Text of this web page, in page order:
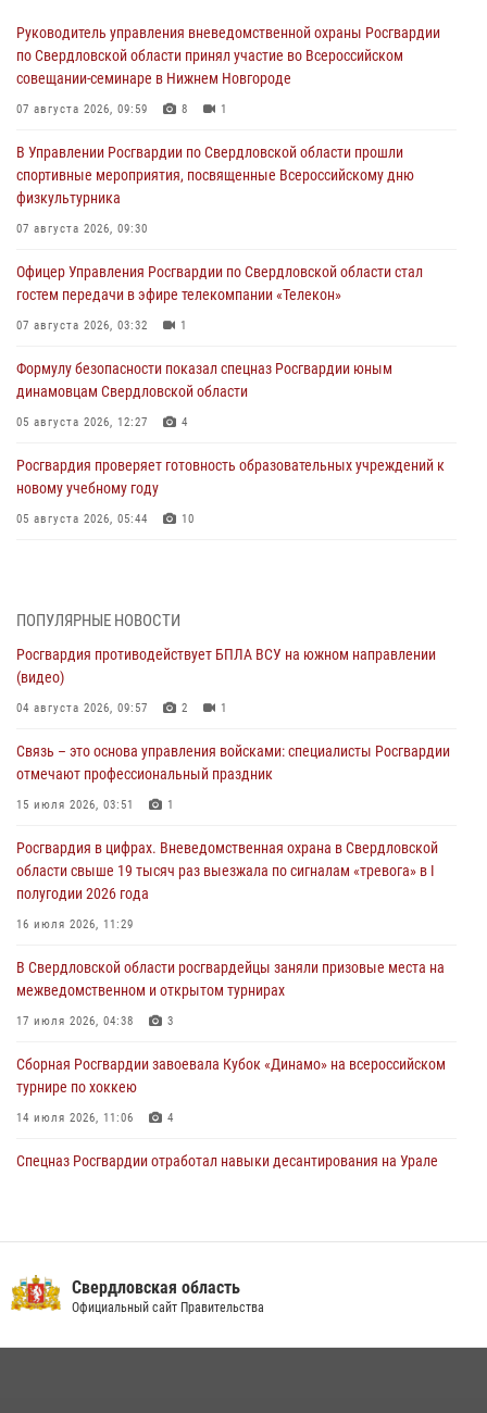
Руководитель управления вневедомственной охраны Росгвардии
по Свердловской области принял участие во Всероссийском
совещании-семинаре в Нижнем Новгороде
07 августа 2026, 09:59 8 1
В Управлении Росгвардии по Свердловской области прошли
спортивные мероприятия, посвященные Всероссийскому дню
физкультурника
07 августа 2026, 09:30
Офицер Управления Росгвардии по Свердловской области стал
гостем передачи в эфире телекомпании «Телекон»
07 августа 2026, 03:32 1
Формулу безопасности показал спецназ Росгвардии юным
динамовцам Свердловской области
05 августа 2026, 12:27 4
Росгвардия проверяет готовность образовательных учреждений к
новому учебному году
05 августа 2026, 05:44 10
04 августа 2026, 09:57 2
Росгвардия приняла участие в обеспечении безопасности Дня
города в Екатеринбурге
03 августа 2026, 07:43 3
Росгвардия приняла участие в межведомственном
антитеррористическом учении в Свердловской области
31 июля 2026, 12:27 1
Росгвардия обеспечивает безопасность граждан на южном
направлении
31 июля 2026, 06:56
рассказал об итогах работы подразделения в эфире телекомпании
«Телекон»
30 июля 2026, 11:33 1
ПОПУЛЯРНЫЕ НОВОСТИ
Росгвардия противодействует БПЛА ВСУ на южном направлении
(видео)
04 августа 2026, 09:57 2 1
Связь – это основа управления войсками: специалисты Росгвардии
отмечают профессиональный праздник
15 июля 2026, 03:51 1
Росгвардия в цифрах. Вневедомственная охрана в Свердловской
области свыше 19 тысяч раз выезжала по сигналам «тревога» в I
полугодии 2026 года
16 июля 2026, 11:29
В Свердловской области росгвардейцы заняли призовые места на
межведомственном и открытом турнирах
17 июля 2026, 04:38 3
Сборная Росгвардии завоевала Кубок «Динамо» на всероссийском
турнире по хоккею
14 июля 2026, 11:06 4
Спецназ Росгвардии отработал навыки десантирования на Урале
31 июля 2026, 12:27 1
Свердловская область
Официальный сайт Правительства